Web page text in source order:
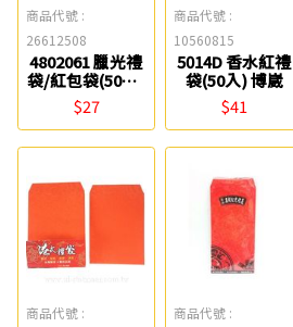
商品代號 :
26612508
4802061 臘光禮
袋/紅包袋(50入)
聯合紙品
$27
商品代號 :
10560815
5014D 香水紅禮
袋(50入) 博崴
$41
商品代號 :
商品代號 :